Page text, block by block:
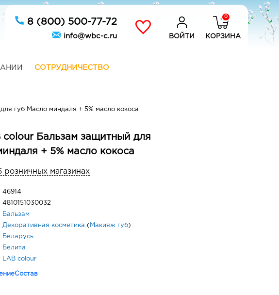
8 (800) 500-77-72
info@wbc-c.ru ВОЙТИ
0
КОРЗИНА
СОТРУДНИЧЕСТВО
губ Масло миндаля + 5% масло кокоса
colour Бальзам защитный для
+ 5% масло кокоса
розничных магазинах
46914
4810151030032
Бальзам
Декоративная косметика ( Макияж губ)
Беларусь
Белита
LAB colour
Состав